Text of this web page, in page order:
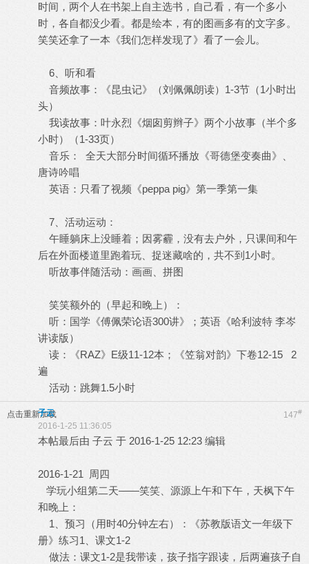
时间，两个人在书架上自主选书，自己看，有一个多小
时，各自都没少看。都是绘本，有的图画多有的文字多。
笑笑还拿了一本《我们怎样发现了》看了一会儿。
6、听和看
音频故事：《昆虫记》（刘佩佩朗读）1-3节（1小时出
头）
我读故事：叶永烈《烟囱剪辫子》两个小故事（半个多
小时）（1-33页）
音乐： 全天大部分时间循环播放《哥德堡变奏曲》、
唐诗吟唱
英语：只看了视频《peppa pig》第一季第一集
7、活动运动：
午睡躺床上没睡着；因雾霾，没有去户外，只课间和午
后在外面楼道里跑着玩、捉迷藏啥的，共不到1小时。
听故事伴随活动：画画、拼图
笑笑额外的（早起和晚上）：
听：国学《傅佩荣论语300讲》；英语《哈利波特 李岑
讲读版）
读：《RAZ》E级11-12本；《笠翁对韵》下卷12-15 2
遍
活动：跳舞1.5小时
点击重新加载 147#
子云
2016-1-25 11:36:05
本帖最后由 子云 于 2016-1-25 12:23 编辑
2016-1-21 周四
学玩小组第二天——笑笑、源源上午和下午，天枫下午
和晚上：
1、预习（用时40分钟左右）：《苏教版语文一年级下
册》练习1、课文1-2
做法：课文1-2是我带读，孩子指字跟读，后两遍孩子自